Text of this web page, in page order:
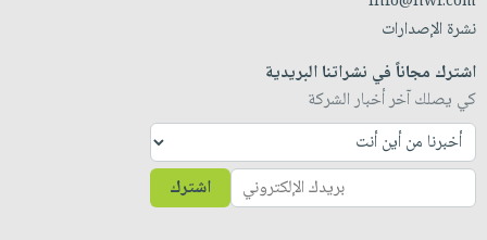
نشرة الإصدارات
اشترك مجاناً في نشراتنا البريدية
كي يصلك آخر أخبار الشركة
اشترك